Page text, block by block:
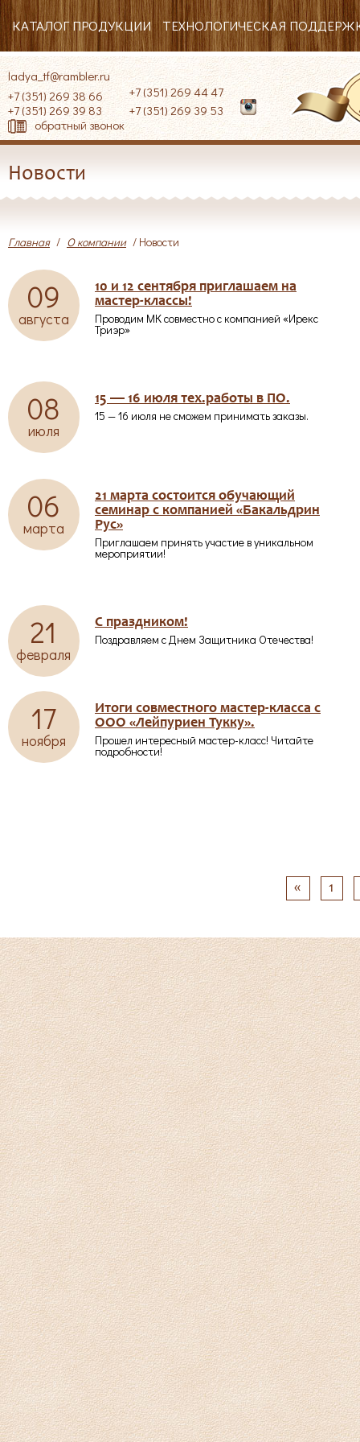
КАТАЛОГ ПРОДУКЦИИ ТЕХНОЛОГИЧЕСКАЯ
ladya_tf@rambler.ru
+7 (351) 269 38 66
+7 (351) 269 39 83
+7 (351) 269 44 47
+7 (351) 269 39 53
обратный звонок
Новости
Главная / О компании / Новости
09
августа
10 и 12 сентября приглашаем на
мастер-классы!
Проводим МК совместно с компанией «Ирекс
Триэр»
08
июля
15 — 16 июля тех.работы в ПО.
15 — 16 июля не сможем принимать заказы.
06
марта
21 марта состоится обучающий
семинар с компанией «Бакальдрин
Рус»
Приглашаем принять участие в уникальном
мероприятии!
21
февраля
С праздником!
Поздравляем с Днем Защитника Отечества!
17
ноября
Итоги совместного мастер-класса с
ООО «Лейпуриен Тукку».
Прошел интересный мастер-класс! Читайте
подробности!
« 1